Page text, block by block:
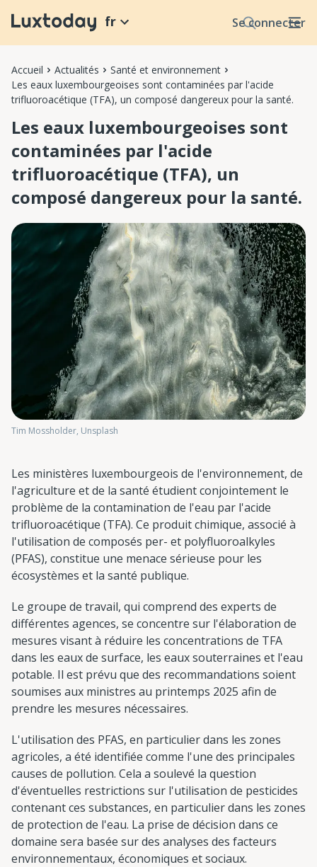
Se connecter
fr
Accueil Actualités
Santé et environnement
Les eaux luxembourgeoises sont contaminées par l'acide
trifluoroacétique (TFA), un composé dangereux pour la santé.
Les eaux luxembourgeoises sont
contaminées par l'acide
trifluoroacétique (TFA), un
composé dangereux pour la santé.
Tim Mossholder, Unsplash
Les ministères luxembourgeois de l'environnement, de
l'agriculture et de la santé étudient conjointement le
problème de la contamination de l'eau par l'acide
trifluoroacétique (TFA). Ce produit chimique, associé à
l'utilisation de composés per- et polyfluoroalkyles
(PFAS), constitue une menace sérieuse pour les
écosystèmes et la santé publique.
Le groupe de travail, qui comprend des experts de
différentes agences, se concentre sur l'élaboration de
mesures visant à réduire les concentrations de TFA
dans les eaux de surface, les eaux souterraines et l'eau
potable. Il est prévu que des recommandations soient
soumises aux ministres au printemps 2025 afin de
prendre les mesures nécessaires.
L'utilisation des PFAS, en particulier dans les zones
agricoles, a été identifiée comme l'une des principales
causes de pollution. Cela a soulevé la question
d'éventuelles restrictions sur l'utilisation de pesticides
contenant ces substances, en particulier dans les zones
de protection de l'eau. La prise de décision dans ce
domaine sera basée sur des analyses des facteurs
environnementaux, économiques et sociaux.